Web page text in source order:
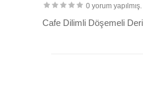
0 yorum yapılmış.
Cafe Dilimli Döşemeli